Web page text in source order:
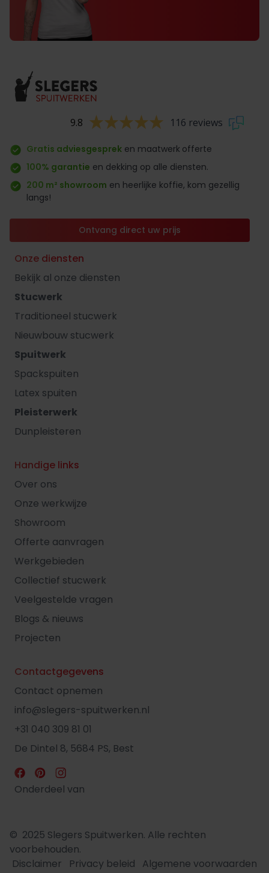
9.8 116 reviews
Gratis adviesgesprek en maatwerk offerte
100% garantie en dekking op alle diensten.
200 m² showroom en heerlijke koffie, kom gezellig
langs!
Ontvang direct uw prijs
Onze diensten
Bekijk al onze diensten
Stucwerk
Traditioneel stucwerk
Nieuwbouw stucwerk
Spuitwerk
Spackspuiten
Latex spuiten
Pleisterwerk
Dunpleisteren
Handige links
Over ons
Onze werkwijze
Showroom
Offerte aanvragen
Werkgebieden
Collectief stucwerk
Veelgestelde vragen
Blogs & nieuws
Projecten
Contactgegevens
Contact opnemen
info@slegers-spuitwerken.nl
+31 040 309 81 01
De Dintel 8, 5684 PS, Best
Onderdeel van
© 2025 Slegers Spuitwerken. Alle rechten
voorbehouden.
Disclaimer
Privacy beleid Algemene voorwaarden